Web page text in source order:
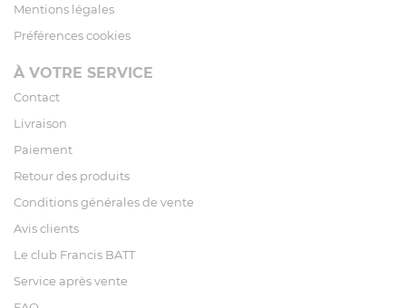
Mentions légales
Préférences cookies
À VOTRE SERVICE
Contact
Livraison
Paiement
Retour des produits
Conditions générales de vente
Avis clients
Le club Francis BATT
Service après vente